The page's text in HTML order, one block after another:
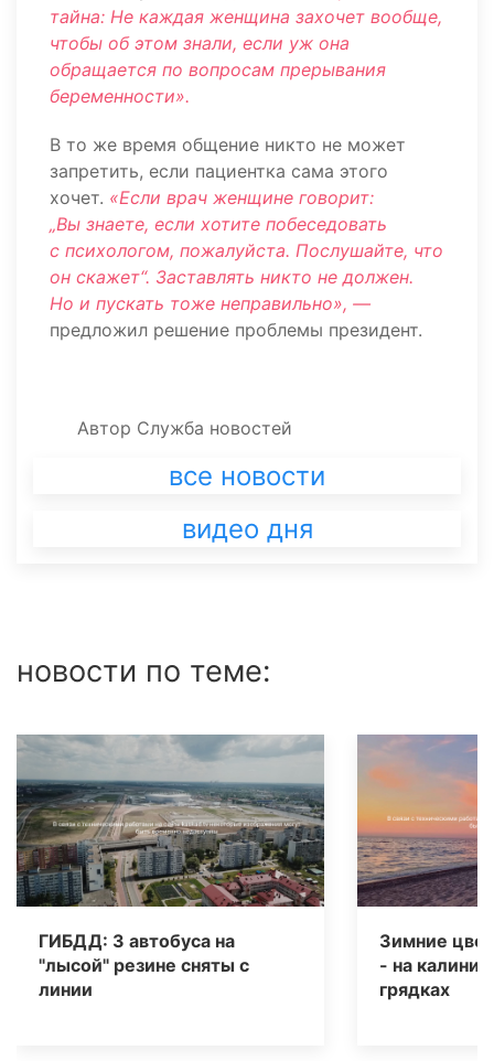
тайна: Не каждая женщина захочет вообще,
чтобы об этом знали, если уж она
обращается по вопросам прерывания
беременности».
В то же время общение никто не может
запретить, если пациентка сама этого
хочет. «Если врач женщине говорит:
„Вы знаете, если хотите побеседовать
с психологом, пожалуйста. Послушайте, что
он скажет“. Заставлять никто не должен.
Но и пускать тоже неправильно», —
предложил решение проблемы президент.
Автор Служба новостей
все новости
видео дня
новости по теме:
ГИБДД: 3 автобуса на
"лысой" резине сняты с
линии
Зимние
- на
грядках